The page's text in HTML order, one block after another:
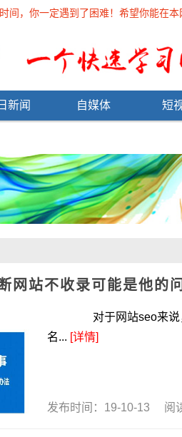
间，你一定遇到了困难！希望你能在
新闻 自媒体 短
网站不收录可能是他的
对于网站seo来说，网
名... [详情]
发布时间：19-10-13 阅